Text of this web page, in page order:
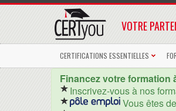
VOTRE
CERTIFICATIONS ESSENTIELLES
Financez votre formation
Inscrivez-vous à nos
Vous êtes